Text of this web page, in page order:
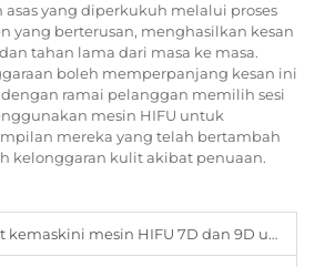
yang diperkukuh melalui proses
yang berterusan, menghasilkan kesan
tahan lama dari masa ke masa.
boleh memperpanjang kesan ini
ramai pelanggan memilih sesi
mesin HIFU untuk
mereka yang telah bertambah
kelonggaran kulit akibat penuaan.
mesin HIFU 7D dan 9D untuk pembentukan badan menyeluruh.